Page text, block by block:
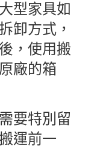
型家具如
卸方式，
，使用搬
廠的箱
要特別留
運前一